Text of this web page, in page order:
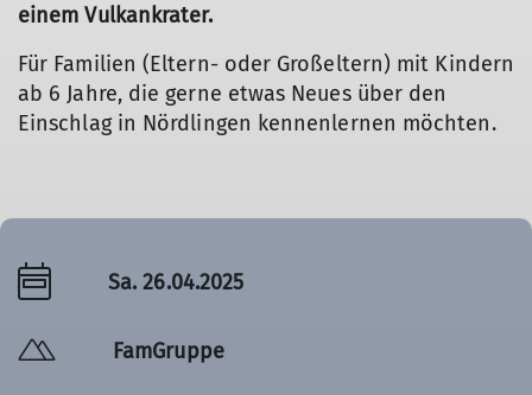
einem Vulkankrater.
Für Familien (Eltern- oder Großeltern) mit Kindern
ab 6 Jahre, die gerne etwas Neues über den
Einschlag in Nördlingen kennenlernen möchten.
Sa. 26.04.2025
FamGruppe